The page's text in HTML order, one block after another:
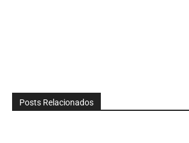
Posts Relacionados